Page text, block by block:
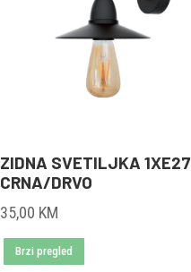
ZIDNA SVETILJKA 1XE27
CRNA/DRVO
35,00 KM
Brzi pregled